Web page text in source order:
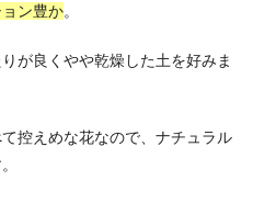
ン豊か。
が良くやや乾燥した土を好みま
控えめな花なので、ナチュラル